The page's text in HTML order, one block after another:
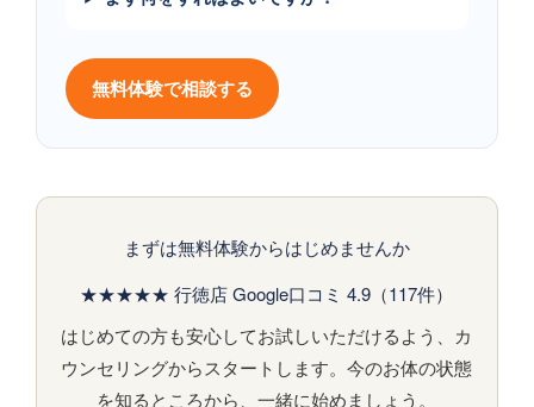
無料体験で相談する
まずは無料体験からはじめませんか
★★★★★ 行徳店 Google口コミ 4.9（117件）
はじめての方も安心してお試しいただけるよう、カ
ウンセリングからスタートします。今のお体の状態
を知るところから、一緒に始めましょう。